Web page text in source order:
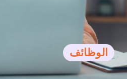
الوظائف